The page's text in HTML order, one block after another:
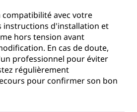
compatibilité avec votre
instructions d'installation et
hors tension avant
En cas de doute,
professionnel pour éviter
régulièrement
pour confirmer son bon